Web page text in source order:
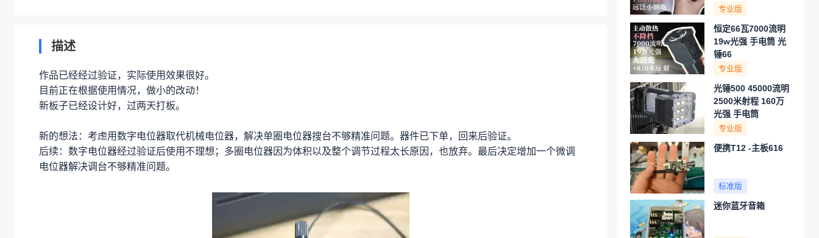
描述
作品已经经过验证，实际使用效果很好。
目前正在根据使用情况，做小的改动！
新板子已经设计好，过两天打板。
新的想法：考虑用数字电位器取代机械电位器，解决单圈电位器搜台不够精准问题。器件已下单，回来后验证。
后续：数字电位器经过验证后使用不理想；多圈电位器因为体积以及整个调节过程太长原因，也放弃。最后决定增加一个微调
电位器解决调台不够精准问题。
专业版
恒定66瓦7000流明
19w光强 手电筒 光
锤66
专业版
光锤500 45000流明
2500米射程 160万
光强 手电筒
专业版
便携T12 -主板616
标准版
迷你蓝牙音箱